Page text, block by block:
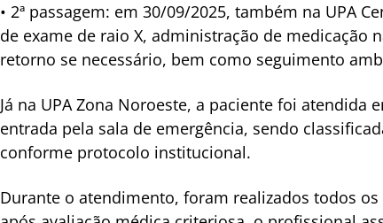
• 2ª passagem: em 30/09/2025, também na UPA
de exame de raio X, administração de
retorno se necessário, bem como seguimento
Já na UPA Zona Noroeste, a paciente foi
entrada pela sala de emergência, sendo
conforme protocolo institucional.
Durante o atendimento, foram realizados todos